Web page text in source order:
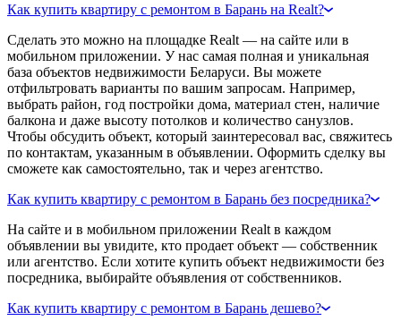
Как купить квартиру с ремонтом в Барань на Realt?
Сделать это можно на площадке Realt — на сайте или в
мобильном приложении. У нас самая полная и уникальная
база объектов недвижимости Беларуси. Вы можете
отфильтровать варианты по вашим запросам. Например,
выбрать район, год постройки дома, материал стен, наличие
балкона и даже высоту потолков и количество санузлов.
Чтобы обсудить объект, который заинтересовал вас, свяжитесь
по контактам, указанным в объявлении. Оформить сделку вы
сможете как самостоятельно, так и через агентство.
Как купить квартиру с ремонтом в Барань без посредника?
На сайте и в мобильном приложении Realt в каждом
объявлении вы увидите, кто продает объект — собственник
или агентство. Если хотите купить объект недвижимости без
посредника, выбирайте объявления от собственников.
Как купить квартиру с ремонтом в Барань дешево?